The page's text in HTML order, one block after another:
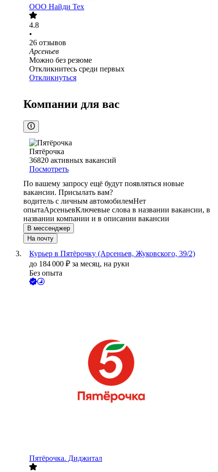
ООО Найди Тех
4.8
•
26 отзывов
Арсеньев
Можно без резюме
Откликнитесь среди первых
Откликнуться
Компании для вас
Пятёрочка
36820 активных вакансий
Посмотреть
По вашему запросу ещё будут появляться новые
вакансии. Присылать вам?
водитель с личным автомобилемНет
опытаАрсеньевКлючевые слова в названии вакансии, в
названии компании и в описании вакансии
В мессенджер
На почту
Курьер в Пятёрочку (Арсеньев, Жуковского, 39/2)
до 184 000 ₽ за месяц, на руки
Без опыта
Пятёрочка. Диджитал